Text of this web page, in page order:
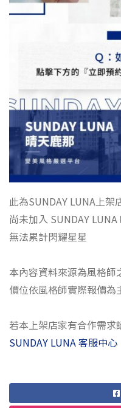
此為SUNDAY LUNA上架
尚未加入 SUNDAY
無法累計閃耀星星
本內容資料來源為風格師
價位依風格師實際報價為
若本上架店家有合作需求
SUNDAY LUNA 客服中心